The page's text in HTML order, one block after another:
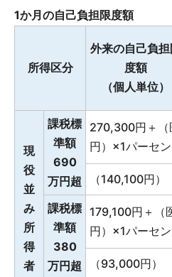
1か月の自己負担限度額
所得区分
外来の自己負
度額
（個人単位）
現
役
並
み
所
得
者
課税標
準額
690
万円超
270,300円＋
円）×1パーセン
（140,100円
課税標
準額
380
万円超
179,100円＋（
円）×1パーセン
（93,000円